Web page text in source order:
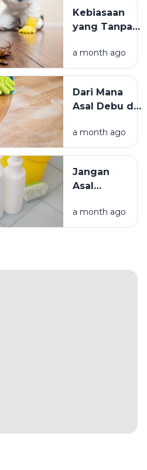
Mana yang
Lebih
Kebiasaan
yang Tanpa
Mengundang
Kecoak,
Hama
Lainnya Ke
a month ago
Dari Mana
Asal Debu di
Kenali
Penyebab
Mengatasinya
a month ago
Jangan
Asal
Bahan
Pembersih
a month ago